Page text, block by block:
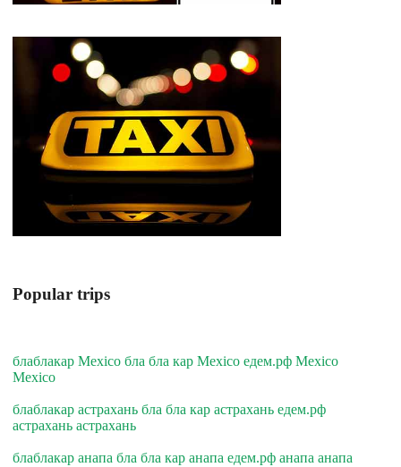
Popular trips
блаблакар Mexico бла бла кар Mexico едем.рф Mexico
Mexico
блаблакар астрахань бла бла кар астрахань едем.рф
астрахань астрахань
блаблакар анапа бла бла кар анапа едем.рф анапа анапа